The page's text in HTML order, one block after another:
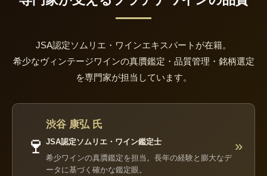
JSA認定ソムリエ・ワインエキスパートが在籍。
希少なヴィンテージワインの真贋鑑定・品質管理・銘柄選定
を専門家が担当しています。
🍷
渋谷 康弘 氏
JSA認定ソムリエ・ワイン鑑定士
希少ワインの真贋鑑定を担当。長年の経験と膨大なデ
ータに基づく確かな鑑定眼。
»